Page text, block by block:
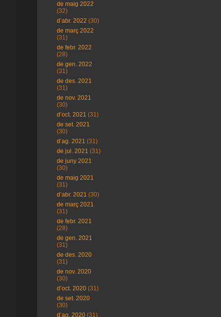
de maig 2022
(32)
d’abr. 2022 (30)
de març 2022
(31)
de febr. 2022
(28)
de gen. 2022
(31)
de des. 2021
(31)
de nov. 2021
(30)
d’oct. 2021 (31)
de set. 2021
(30)
d’ag. 2021 (31)
de jul. 2021 (31)
de juny 2021
(30)
de maig 2021
(31)
d’abr. 2021 (30)
de març 2021
(31)
de febr. 2021
(28)
de gen. 2021
(31)
de des. 2020
(31)
de nov. 2020
(30)
d’oct. 2020 (31)
de set. 2020
(30)
d’ag. 2020 (31)